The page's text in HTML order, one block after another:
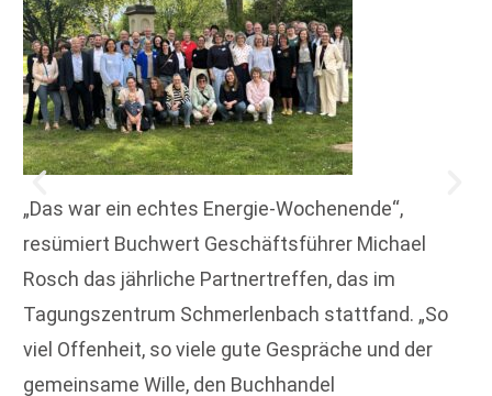
„Das war ein echtes Energie-Wochenende“,
resümiert Buchwert Geschäftsführer Michael
Rosch das jährliche Partnertreffen, das im
Tagungszentrum Schmerlenbach stattfand. „So
viel Offenheit, so viele gute Gespräche und der
gemeinsame Wille, den Buchhandel